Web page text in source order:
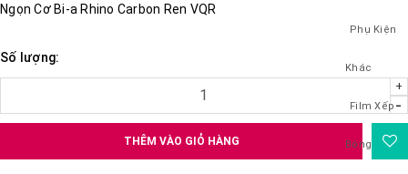
Phụ Kiện
Khác
Film Xếp
Bóng
Ngọn Cơ Bi-a Rhino Carbon Ren VQR
Số lượng:
+
-
THÊM VÀO GIỎ HÀNG